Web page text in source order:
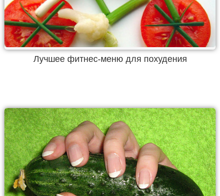
Лучшее фитнес-меню для похудения